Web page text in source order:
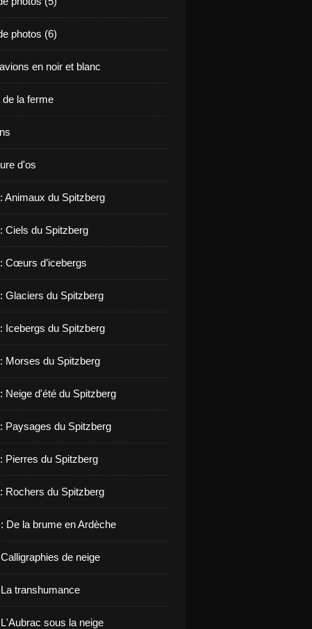
photos (6)
en noir et blanc
la ferme
d'os
Animaux du Spitzberg
Ciels du Spitzberg
Cœurs d’icebergs
Glaciers du Spitzberg
Icebergs du Spitzberg
Morses du Spitzberg
Neige d'été du Spitzberg
Paysages du Spitzberg
Pierres du Spitzberg
Rochers du Spitzberg
De la brume en Ardèche
de neige
transhumance
sous la neige